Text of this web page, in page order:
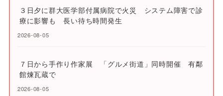
３日夕に群大医学部付属病院で火災 システム障害で診
療に影響も 長い待ち時間発生
2026-08-05
７日から手作り作家展 「グルメ街道」同時開催 有鄰
館煉瓦蔵で
2026-08-05